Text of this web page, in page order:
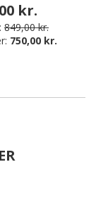
kr.
849,00 kr.
750,00 kr.